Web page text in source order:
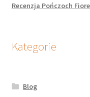
Recenzja Pończoch
Kategorie
Blog